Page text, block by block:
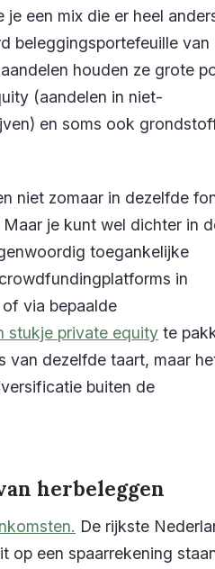
je een mix die er heel
beleggingsportefeuille van
houden ze grote
(aandelen in niet-
en soms ook
niet zomaar in dezelfde
je kunt wel dichter in
toegankelijke
in
via bepaalde
stukje private equity te
van dezelfde taart, maar
buiten de
herbeleggen
De rijkste
op een spaarrekening